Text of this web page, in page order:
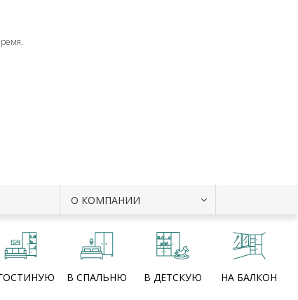
О КОМПАНИИ
В СПАЛЬНЮ В ДЕТСКУЮ НА БАЛКОН